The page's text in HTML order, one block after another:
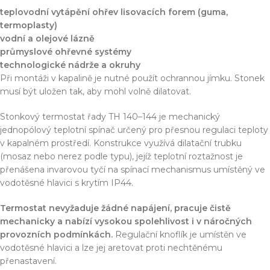
teplovodní vytápění ohřev lisovacích forem (guma,
termoplasty)
vodní a olejové lázně
průmyslové ohřevné systémy
technologické nádrže a okruhy
Při montáži v kapalině je nutné použít ochrannou jímku. Stonek
musí být uložen tak, aby mohl volně dilatovat.
Stonkový termostat řady TH 140–144 je mechanický
jednopólový teplotní spínač určený pro přesnou regulaci teploty
v kapalném prostředí. Konstrukce využívá dilatační trubku
(mosaz nebo nerez podle typu), jejíž teplotní roztažnost je
přenášena invarovou tyčí na spínací mechanismus umístěný ve
vodotěsné hlavici s krytím IP44.
Termostat nevyžaduje žádné napájení, pracuje čistě
mechanicky a nabízí vysokou spolehlivost i v náročných
provozních podmínkách. Regulační knoflík je umístěn ve
vodotěsné hlavici a lze jej aretovat proti nechtěnému
přenastavení.